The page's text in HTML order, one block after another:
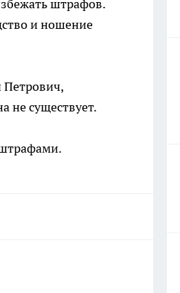
штрафов.
и ношение
Петрович,
не существует.